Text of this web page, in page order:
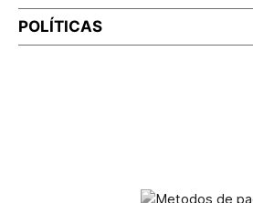
POLÍTICAS